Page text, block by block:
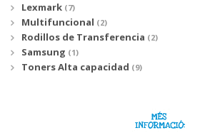
Lexmark (7)
Multifuncional (2)
Rodillos de Transferencia (2)
Samsung (1)
Toners Alta capacidad (9)